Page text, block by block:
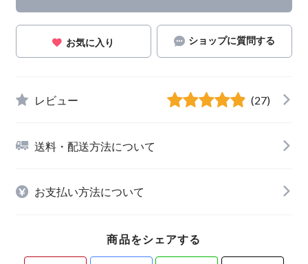
お気に入り ショップに質問する
レビュー (27)
送料・配送方法について
お支払い方法について
商品をシェアする